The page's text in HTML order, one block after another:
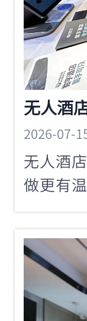
2026-07-
无人酒
做更有
酒店智
反。真
服务升